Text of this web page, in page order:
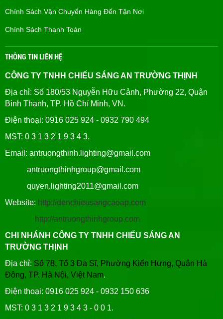
Chính Sách Vận Chuyển Hàng Đến Tận Nơi
Chính Sách Thanh Toán
THÔNG TIN LIÊN HỆ
CÔNG TY TNHH CHIẾU SÁNG AN TRƯỜNG THỊNH
Địa chỉ: Số 180/53 Nguyễn Hữu Cảnh, Phường 22, Quận
Bình Thạnh, TP. Hồ Chí Minh, VN.
Điện thoại: 0916 025 924 - 0932 790 494
MST: 0 3 1 3 2 1 9 3 4 3.
Email: antruongthinh.lighting@gmail.com
antruongthinhgroup@gmail.com
quyen.lighting2011@gmail.com
Website: http://denchieusangcaoap.com
http://antruongthinhgroup.com
CHI NHÁNH CÔNG TY TNHH CHIẾU SÁNG AN
TRƯỜNG THỊNH
Địa chỉ: Số 78, Tổ 3 Đa Sĩ, Phường Kiến Hưng, Quận Hà
Đông, TP. Hà Nội, Việt Nam.
Điện thoại: 0916 025 924 - 0932 150 636
MST: 0 3 1 3 2 1 9 3 4 3 - 0 0 1.